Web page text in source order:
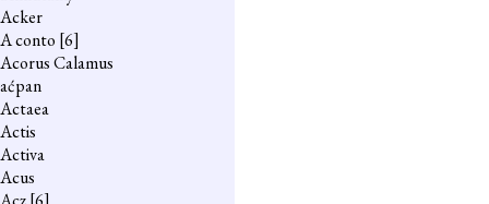
Acker
A conto [6]
Acorus Calamus
aćpan
Actaea
Actis
Activa
Acus